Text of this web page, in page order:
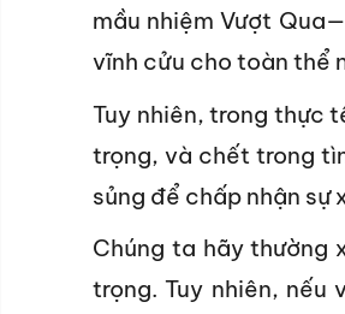
mầu nhiệm Vượt
vĩnh cửu cho toàn thể
Tuy nhiên, trong thực
trọng, và chết trong
sủng để chấp nhận sự
Chúng ta hãy thường
trọng. Tuy nhiên,